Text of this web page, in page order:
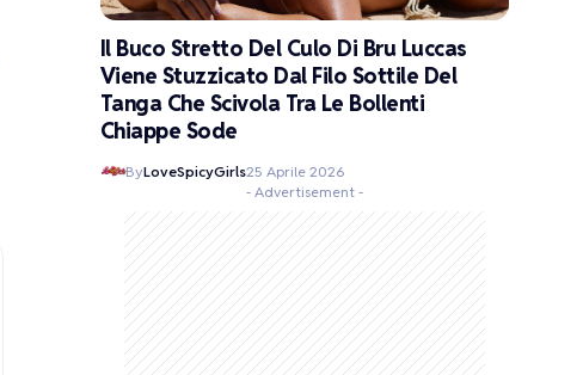
Il Buco Stretto Del Culo Di Bru Luccas
Viene Stuzzicato Dal Filo Sottile Del
Tanga Che Scivola Tra Le Bollenti
Chiappe Sode
ByLoveSpicyGirls25 Aprile 2026
- Advertisement -